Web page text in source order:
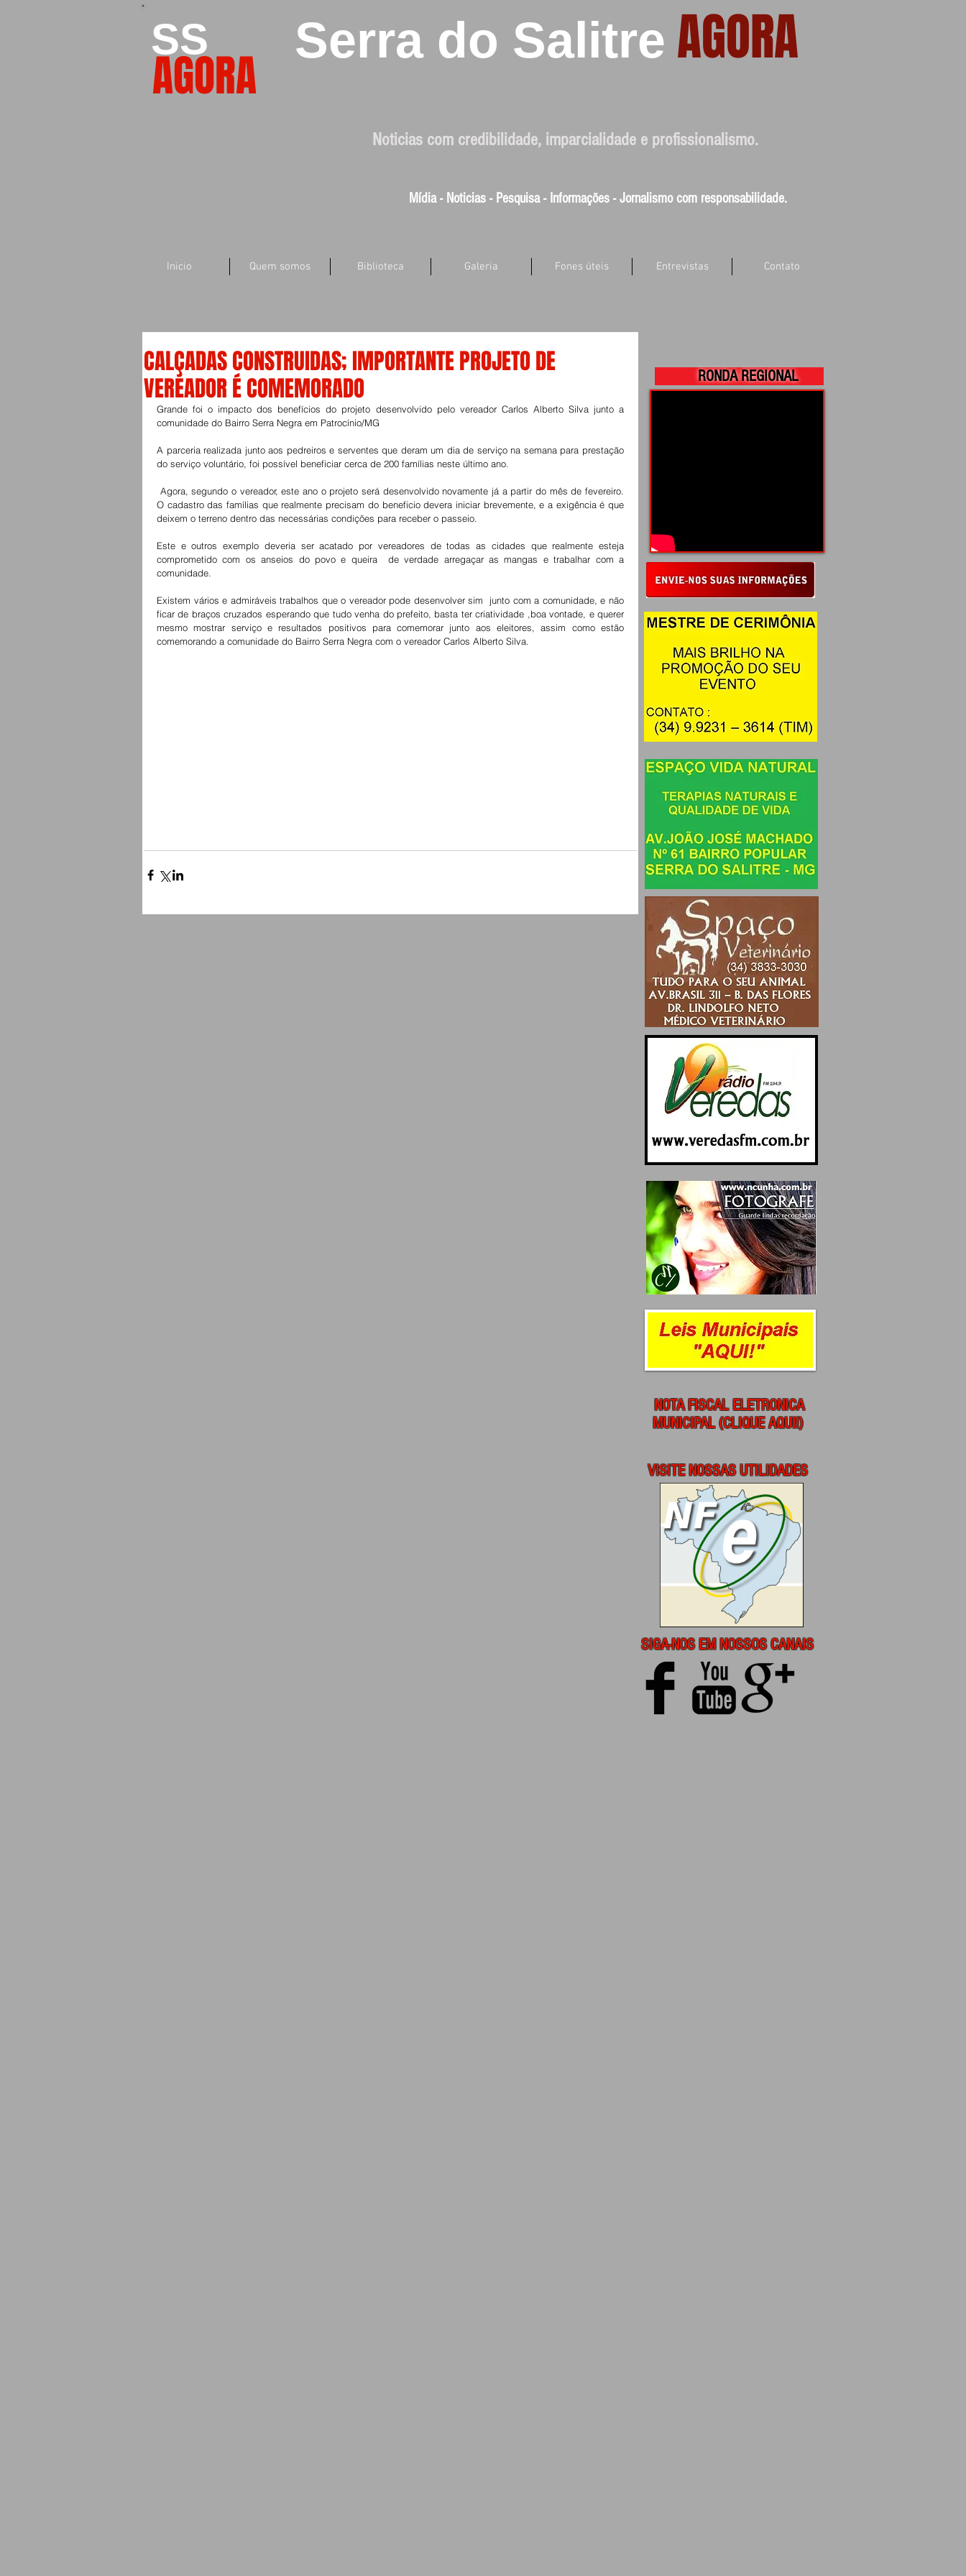
SS
AGORA
Serra do Salitre AGORA
Noticias com credibilidade, imparcialidade e profissionalismo.
Mídia - Noticias - Pesquisa - Informações - Jornalismo com responsabilidade.
Inicio Quem somos Biblioteca Galeria Fones úteis Entrevistas Contato
CALÇADAS CONSTRUIDAS; IMPORTANTE PROJETO DE
VEREADOR É COMEMORADO
Grande foi o impacto dos benefícios do projeto desenvolvido pelo vereador Carlos Alberto Silva junto a
comunidade do Bairro Serra Negra em Patrocínio/MG
A parceria realizada junto aos pedreiros e serventes que deram um dia de serviço na semana para prestação
do serviço voluntário, foi possível beneficiar cerca de 200 famílias neste último ano.
O cadastro das famílias que realmente precisam do beneficio devera iniciar brevemente, e a exigência é que
deixem o terreno dentro das necessárias condições para receber o passeio.
Este e outros exemplo deveria ser acatado por vereadores de todas as cidades que realmente esteja
comprometido com os anseios do povo e queira  de verdade arregaçar as mangas e trabalhar com a
comunidade.
Existem vários e admiráveis trabalhos que o vereador pode desenvolver sim  junto com a comunidade, e não
ficar de braços cruzados esperando que tudo venha do prefeito, basta ter criatividade ,boa vontade, e querer
mesmo mostrar serviço e resultados positivos para comemorar junto aos eleitores, assim como estão
comemorando a comunidade do Bairro Serra Negra com o vereador Carlos Alberto Silva.
RONDA REGIONAL
NOTA FISCAL ELETRONICA
MUNICIPAL (CLIQUE AQUI!)
VISITE NOSSAS UTILIDADES
SIGA-NOS EM NOSSOS CANAIS